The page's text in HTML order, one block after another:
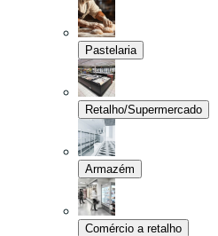
Pastelaria
Retalho/Supermercado
Armazém
Comércio a retalho